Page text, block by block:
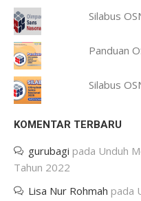
Silabus
Panduan
Silabus
KOMENTAR TERBARU
gurubagi pada Unduh
Tahun 2022
Lisa Nur Rohmah pada